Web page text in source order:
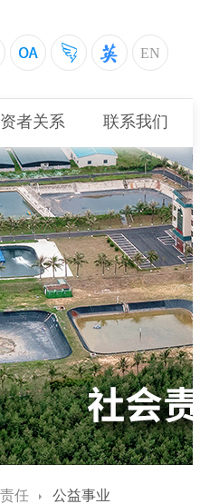
EN
者关系 联系我们
任
公益事业